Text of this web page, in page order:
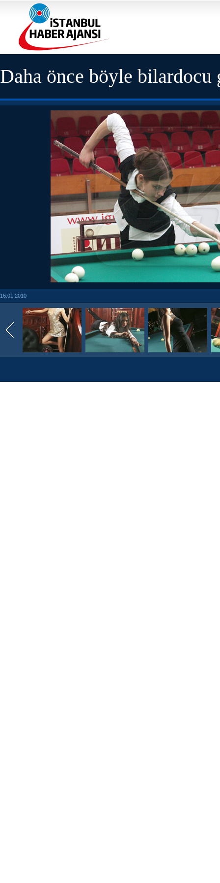
Daha önce böyle bilardocu
16.01.2010